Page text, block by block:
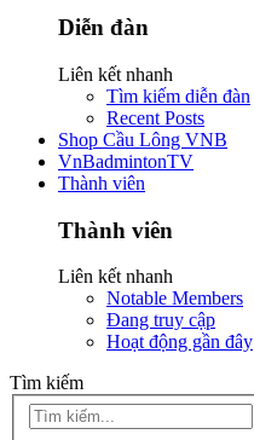
Diễn đàn
Liên kết nhanh
Tìm kiếm diễn đàn
Recent Posts
Shop Cầu Lông VNB
VnBadmintonTV
Thành viên
Thành viên
Liên kết nhanh
Notable Members
Đang truy cập
Hoạt động gần đây
Tìm kiếm